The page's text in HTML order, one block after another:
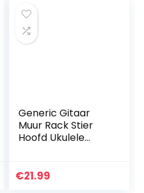
Generic Gitaar
Muur Rack Stier
Hoofd Ukulele
Opslag Houder
€21.99